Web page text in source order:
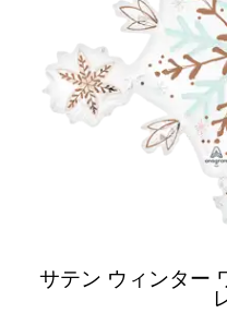
サテン ウィンター